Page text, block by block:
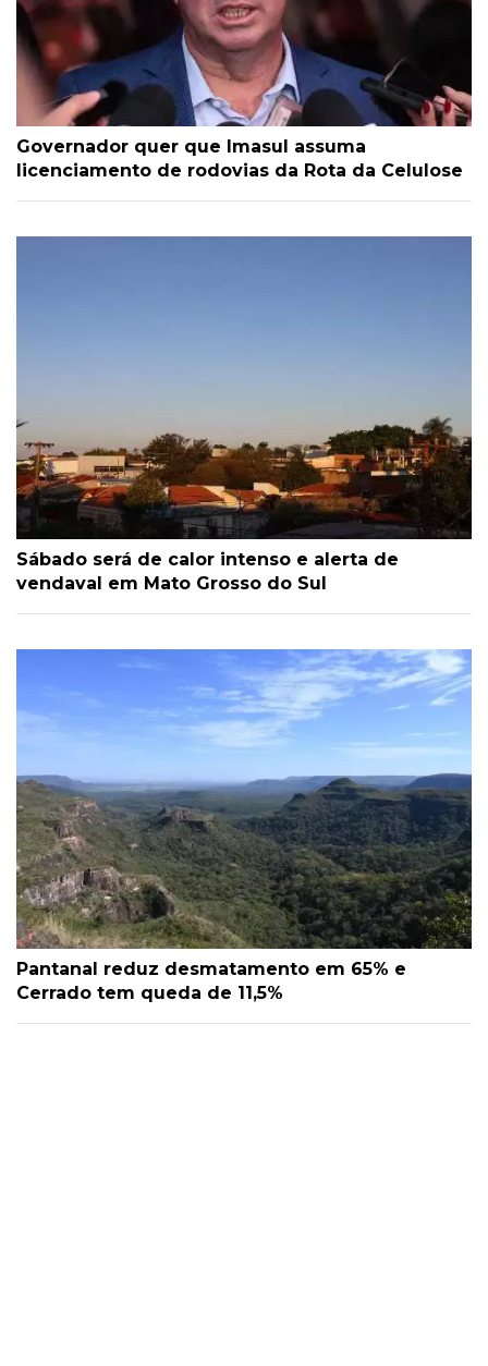
Governador quer que Imasul assuma
licenciamento de rodovias da Rota da Celulose
Sábado será de calor intenso e alerta de
vendaval em Mato Grosso do Sul
Pantanal reduz desmatamento em 65% e
Cerrado tem queda de 11,5%